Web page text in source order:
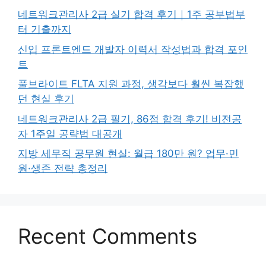
네트워크관리사 2급 실기 합격 후기｜1주 공부법부
터 기출까지
신입 프론트엔드 개발자 이력서 작성법과 합격 포인
트
풀브라이트 FLTA 지원 과정, 생각보다 훨씬 복잡했
던 현실 후기
네트워크관리사 2급 필기, 86점 합격 후기! 비전공
자 1주일 공략법 대공개
지방 세무직 공무원 현실: 월급 180만 원? 업무·민
원·생존 전략 총정리
Recent Comments